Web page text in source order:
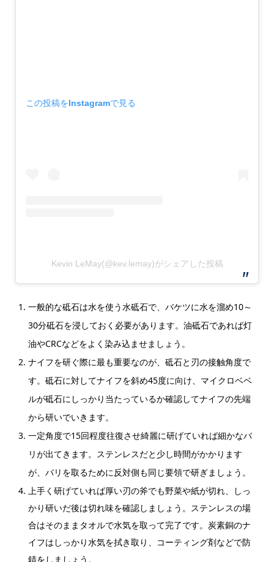
この投稿をInstagramで見る
Kevin LeMay(@kev.lemay)がシェアした投稿
一般的な砥石は水を使う水砥石で、バケツに水を溜め10～
30分砥石を浸しておく必要があります。油砥石であれば灯
油やCRCなどをよく染み込ませましょう。
ナイフを研ぐ際に最も重要なのが、砥石と刃の接触角度で
す。砥石に対してナイフを斜め45度に向け、マイクロベベ
ルが砥石にしっかり当たっているか確認してナイフの先端
から研いでいきます。
一定角度で15回程度往復させ綺麗に研げていれば細かなバ
リが出てきます。ステンレスだと少し時間がかかります
が、バリを取るために反対側も同じ要領で研ぎましょう。
上手く研げていれば厚い刃の斧でも野菜や紙が切れ、しっ
かり研いだ後は切れ味を確認しましょう。ステンレスの場
合はそのままタオルで水気を取って完了です。炭素銅のナ
イフは しっかり水気を拭き取り、コーティング剤などで防
錆をしましょう。